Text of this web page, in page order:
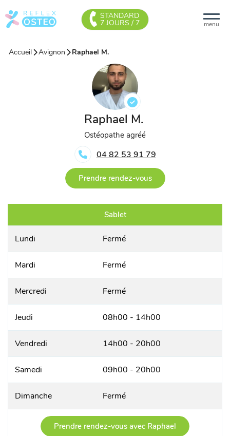
menu
STANDARD
7 JOURS / 7
Accueil Avignon Raphael M.
Raphael M.
Ostéopathe agréé
04 82 53 91 79
Prendre rendez-vous
Sablet
Lundi Fermé
Mardi Fermé
Mercredi Fermé
Jeudi 08h00 - 14h00
Vendredi 14h00 - 20h00
Samedi 09h00 - 20h00
Dimanche Fermé
Prendre rendez-vous avec Raphael